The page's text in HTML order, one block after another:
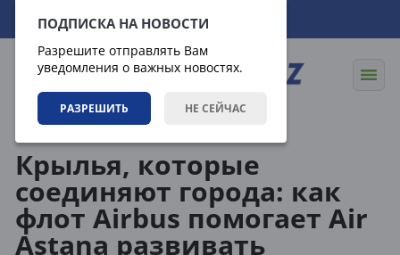
ПОДПИСКА НА НОВОСТИ
Разрешите отправлять Вам
уведомления о важных новостях.
РАЗРЕШИТЬ НЕ СЕЙЧАС
06.08.2026 17:17:23
Крылья, которые
соединяют города: как
флот Airbus помогает Air
Astana развивать